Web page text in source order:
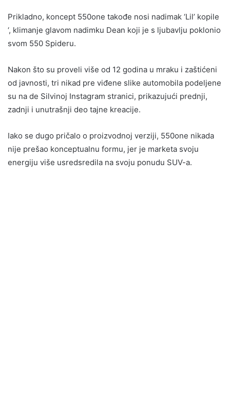
Prikladno, koncept 550one takođe nosi nadimak ‘Lil’ kopile
‘, klimanje glavom nadimku Dean koji je s ljubavlju poklonio
svom 550 Spideru.
Nakon što su proveli više od 12 godina u mraku i zaštićeni
od javnosti, tri nikad pre viđene slike automobila podeljene
su na de Silvinoj Instagram stranici, prikazujući prednji,
zadnji i unutrašnji deo tajne kreacije.
Iako se dugo pričalo o proizvodnoj verziji, 550one nikada
nije prešao konceptualnu formu, jer je marketa svoju
energiju više usredsredila na svoju ponudu SUV-a.